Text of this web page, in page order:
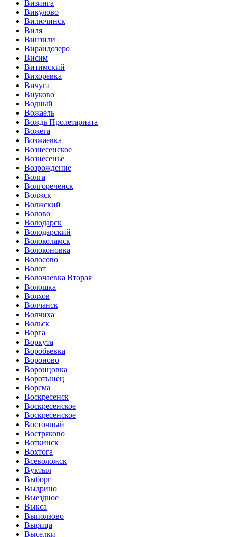
Визинга
Викулово
Вилючинск
Виля
Винзили
Вирандозеро
Висим
Витимский
Вихоревка
Вичуга
Внуково
Водный
Вожаель
Вождь Пролетариата
Вожега
Возжаевка
Вознесенское
Вознесенье
Возрождение
Волга
Волгореченск
Волжск
Волжский
Волово
Володарск
Володарский
Волоколамск
Волоконовка
Волосово
Волот
Волочаевка Вторая
Волошка
Волхов
Волчанск
Волчиха
Вольск
Ворга
Воркута
Воробьевка
Вороново
Воронцовка
Воротынец
Ворсма
Воскресенск
Воскресенское
Воскресенское
Восточный
Востряково
Воткинск
Вохтога
Всеволожск
Вуктыл
Выборг
Выдрино
Выездное
Выкса
Выползово
Вырица
Выселки